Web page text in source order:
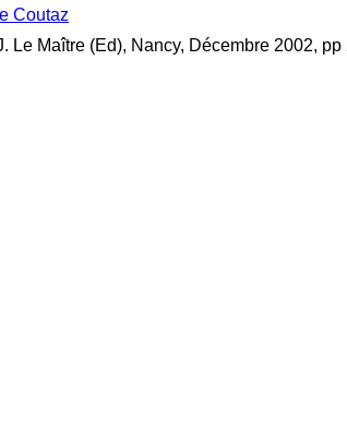
Coutaz
Le Maître (Ed), Nancy, Décembre 2002, pp